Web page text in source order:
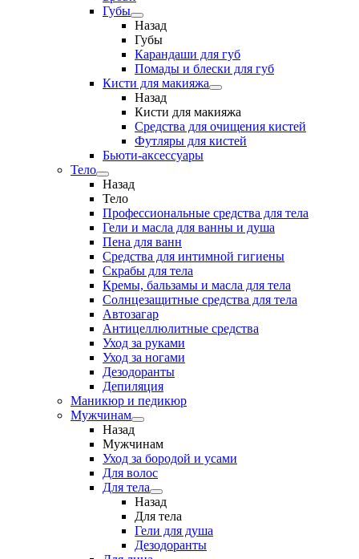
Губы
Назад
Губы
Карандаши для губ
Помады и блески для губ
Кисти для макияжа
Назад
Кисти для макияжа
Средства для очищения кистей
Футляры для кистей
Бьюти-аксессуары
Тело
Назад
Тело
Профессиональные средства для тела
Гели и масла для ванны и душа
Пена для ванн
Средства для интимной гигиены
Скрабы для тела
Кремы, бальзамы и масла для тела
Солнцезащитные средства для тела
Автозагар
Антицеллюлитные средства
Уход за руками
Уход за ногами
Дезодоранты
Депиляция
Маникюр и педикюр
Мужчинам
Назад
Мужчинам
Уход за бородой и усами
Для волос
Для тела
Назад
Для тела
Гели для душа
Дезодоранты